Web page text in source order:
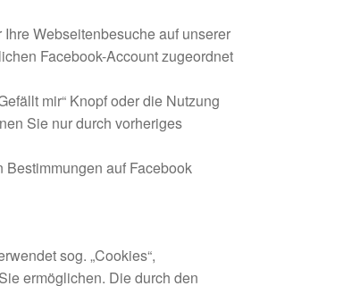
Webseitenbesuche auf unserer
Facebook-Account zugeordnet
mir“ Knopf oder die Nutzung
Sie nur durch vorheriges
auf Facebook
sog. „Cookies“,
ermöglichen. Die durch den